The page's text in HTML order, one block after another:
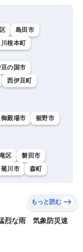
島田市
川根本町
豆の国市
西伊豆町
御殿場市
裾野市
区
磐田市
菊川市 森町
もっと読む
烈な雨 気象防災速